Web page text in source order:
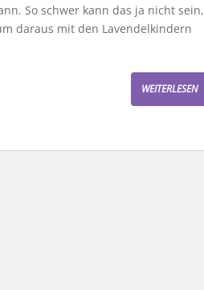
So schwer kann das ja nicht sein,
daraus mit den Lavendelkindern
WEITERLESEN